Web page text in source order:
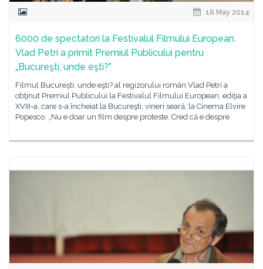
16 May 2014
6000 de spectatori la Festivalul Filmului European.
Vlad Petri a primit Premiul Publicului pentru
„Bucureşti, unde eşti?”
Filmul Bucureşti, unde eşti? al regizorului român Vlad Petri a
obţinut Premiul Publicului la Festivalul Filmului European, ediţia a
XVIII-a, care s-a încheiat la Bucureşti, vineri seară, la Cinema Elvire
Popesco. „Nu e doar un film despre proteste. Cred că e despre